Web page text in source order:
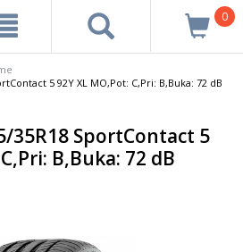
0
5 92Y XL MO,Pot: C,Pri: B,Buka: 72 dB
35R18 SportContact 5
B,Buka: 72 dB